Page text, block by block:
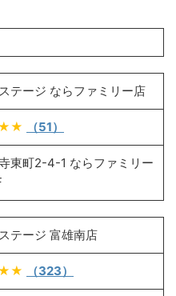
テージ ならファミリー店
（51）
東町2-4-1 ならファミリー
テージ 富雄南店
（323）